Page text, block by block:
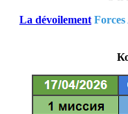
La dévoilement Forces